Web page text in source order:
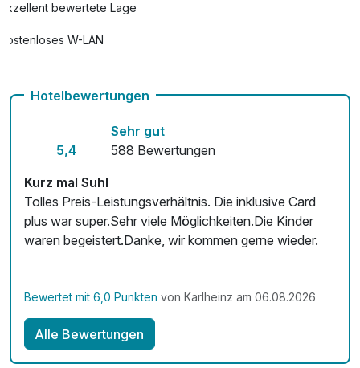
Exzellent bewertete Lage
Kostenloses W-LAN
Hotelbewertungen
5,4
Sehr gut
588 Bewertungen
Kurz mal Suhl
Tolles Preis-Leistungsverhältnis. Die inklusive Card
plus war super.Sehr viele Möglichkeiten.Die Kinder
waren begeistert.Danke, wir kommen gerne wieder.
Bewertet mit 6,0 Punkten von Karlheinz am 06.08.2026
Alle Bewertungen